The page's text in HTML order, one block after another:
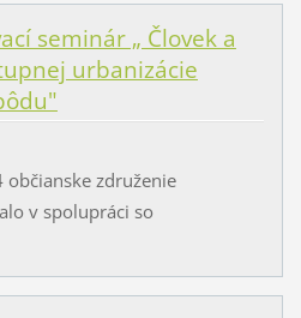
seminár „ Človek a
urbanizácie
združenie
v spolupráci so